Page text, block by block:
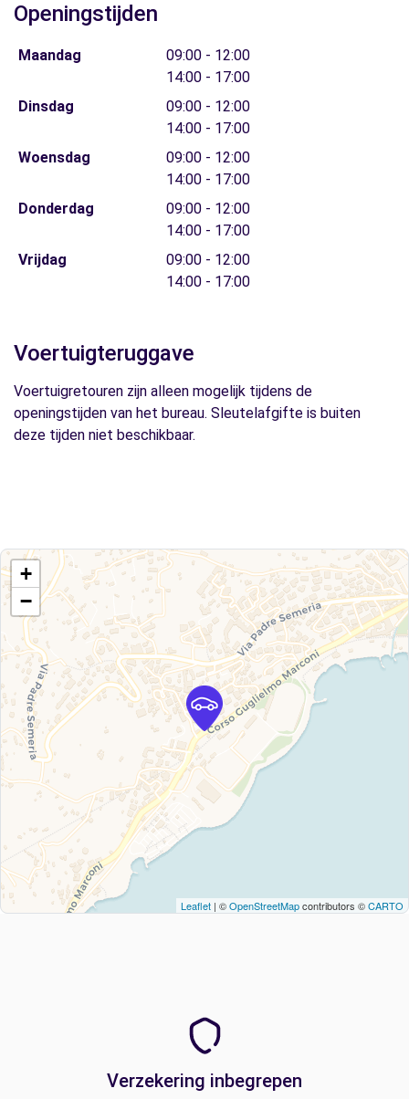
Openingstijden
Maandag
09:00 - 12:00
14:00 - 17:00
Dinsdag
09:00 - 12:00
14:00 - 17:00
Woensdag
09:00 - 12:00
14:00 - 17:00
Donderdag
09:00 - 12:00
14:00 - 17:00
Vrijdag
09:00 - 12:00
14:00 - 17:00
Voertuigteruggave
Voertuigretouren zijn alleen mogelijk tijdens de
openingstijden van het bureau. Sleutelafgifte is buiten
deze tijden niet beschikbaar.
+
−
Leaflet | ©OpenStreetMapcontributors ©CARTO
Verzekering inbegrepen